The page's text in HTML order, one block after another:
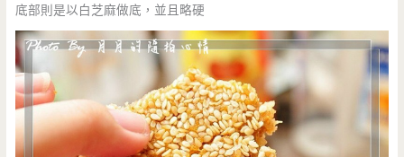
底部則是以白芝麻做底，並且略硬